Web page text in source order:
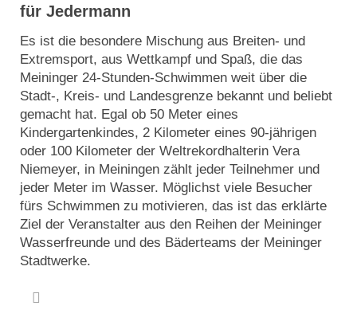
für Jedermann
Es ist die besondere Mischung aus Breiten- und
Extremsport, aus Wettkampf und Spaß, die das
Meininger 24-Stunden-Schwimmen weit über die
Stadt-, Kreis- und Landesgrenze bekannt und beliebt
gemacht hat. Egal ob 50 Meter eines
Kindergartenkindes, 2 Kilometer eines 90-jährigen
oder 100 Kilometer der Weltrekordhalterin Vera
Niemeyer, in Meiningen zählt jeder Teilnehmer und
jeder Meter im Wasser. Möglichst viele Besucher
fürs Schwimmen zu motivieren, das ist das erklärte
Ziel der Veranstalter aus den Reihen der Meininger
Wasserfreunde und des Bäderteams der Meininger
Stadtwerke.